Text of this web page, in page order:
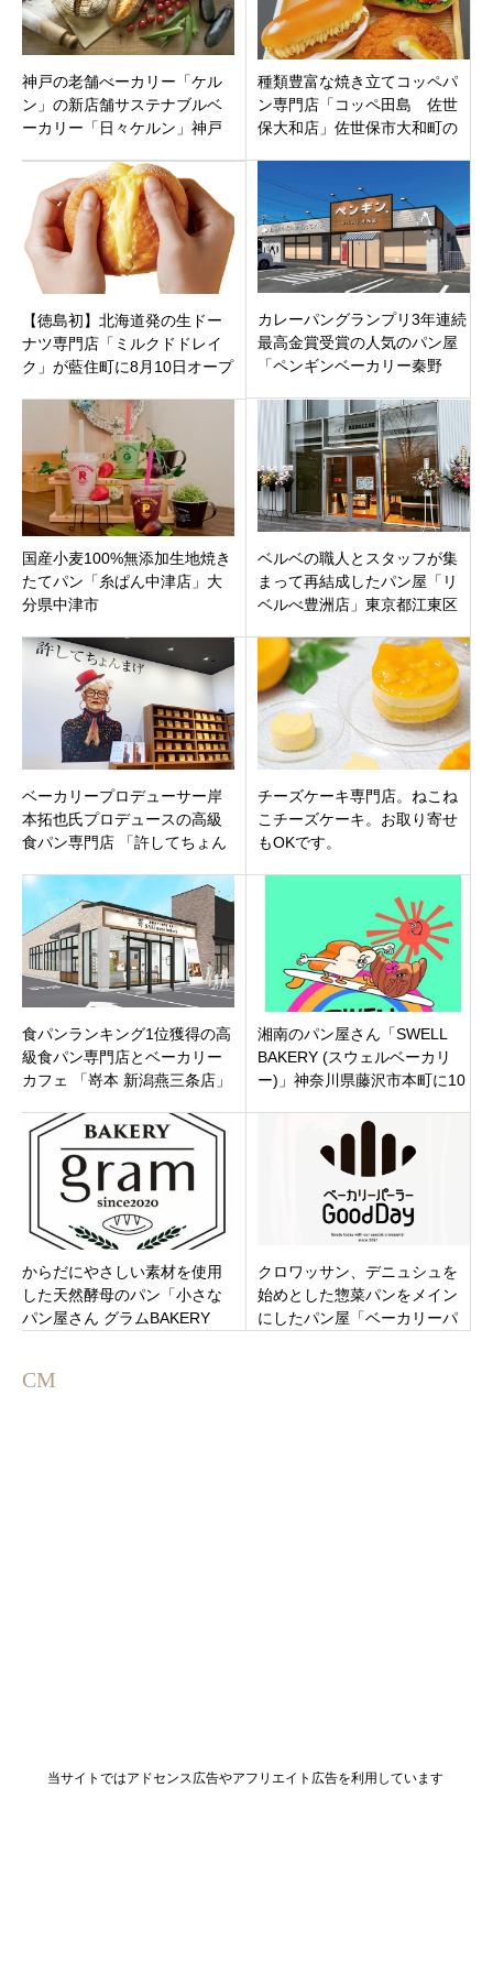
神戸の老舗べーカリー「ケル
ン」の新店舗サステナブルベ
ーカリー「日々ケルン」神戸
種類豊富な焼き立てコッペパ
ン専門店「コッペ田島 佐世
保大和店」佐世保市大和町の
【徳島初】北海道発の生ドー
ナツ専門店「ミルクドドレイ
ク」が藍住町に8月10日オープ
ってくる！
カレーパングランプリ3年連続
最高金賞受賞の人気のパン屋
「ペンギンベーカリー秦野
国産小麦100%無添加生地焼き
たてパン「糸ぱん中津店」大
分県中津市
ベルベの職人とスタッフが集
まって再結成したパン屋「リ
ベルべ豊洲店」東京都江東区
オープン！
ベーカリープロデューサー岸
本拓也氏プロデュースの高級
食パン専門店 「許してちょん
咲町
チーズケーキ専門店。ねこね
こチーズケーキ。お取り寄せ
もOKです。
食パンランキング1位獲得の高
級食パン専門店とベーカリー
カフェ 「嵜本 新潟燕三条店」
オープンです。
湘南のパン屋さん「SWELL
BAKERY (スウェルベーカリ
ー)」神奈川県藤沢市本町に10
からだにやさしい素材を使用
した天然酵母のパン「小さな
パン屋さん グラムBAKERY
左端
クロワッサン、デニュシュを
始めとした惣菜パンをメイン
にしたパン屋「ベーカリーパ
CM
当サイトではアドセンス広告やアフリエイト広告を利用しています